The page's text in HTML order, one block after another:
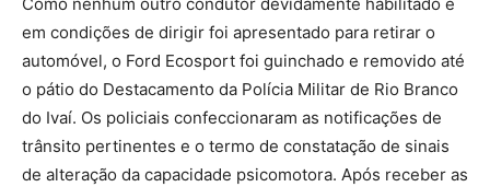
em condições de dirigir foi apresentado para retirar o
automóvel, o Ford Ecosport foi guinchado e removido até
o pátio do Destacamento da Polícia Militar de Rio Branco
do Ivaí. Os policiais confeccionaram as notificações de
trânsito pertinentes e o termo de constatação de sinais
de alteração da capacidade psicomotora. Após receber as